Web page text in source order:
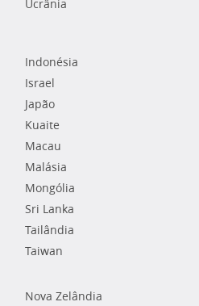
Ucrânia
Indonésia
Israel
Japão
Kuaite
Macau
Malásia
Mongólia
Sri Lanka
Tailândia
Taiwan
Nova Zelândia